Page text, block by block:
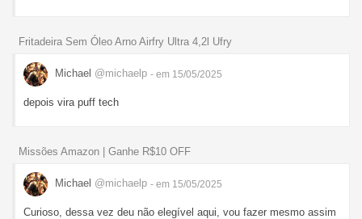
Fritadeira Sem Óleo Arno Airfry Ultra 4,2l Ufry
Michael @michaelp - em 15/05/2025
depois vira puff tech
Missões Amazon | Ganhe R$10 OFF
Michael @michaelp - em 15/05/2025
Curioso, dessa vez deu não elegível aqui, vou fazer mesmo assim